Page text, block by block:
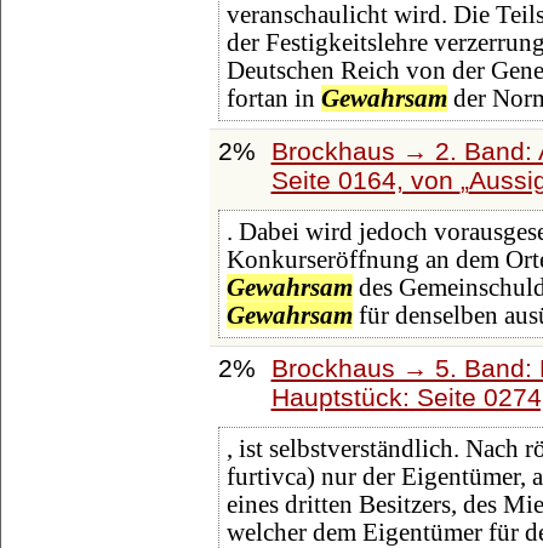
veranschaulicht wird. Die
der Festigkeitslehre
Deutschen Reich von der
fortan in Gewahrsamder
2%
Brockhaus → 2. Band:
Seite 0164, von
. Dabei wird jedoch
Konkurseröffnung an dem
Gewahrsamdes
Gewahrsamfür denselben
2%
Brockhaus → 5. Band:
Hauptstück: Seite
, ist selbstverständlich. Nach
furtivca) nur der Eigentümer,
eines dritten Besitzers, des
welcher dem Eigentümer für